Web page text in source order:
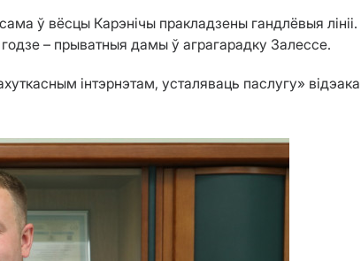
ў вёсцы Карэнічы пракладзены гандлёвыя
– прыватныя дамы ў аграгарадку Залессе.
інтэрнэтам, усталяваць паслугу»